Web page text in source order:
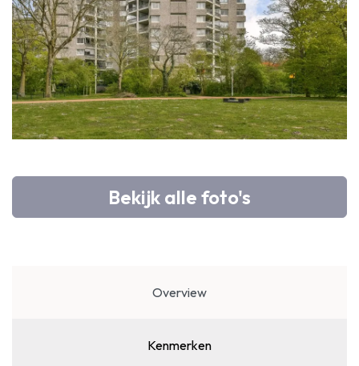
Bekijk alle foto's
Overview
Kenmerken